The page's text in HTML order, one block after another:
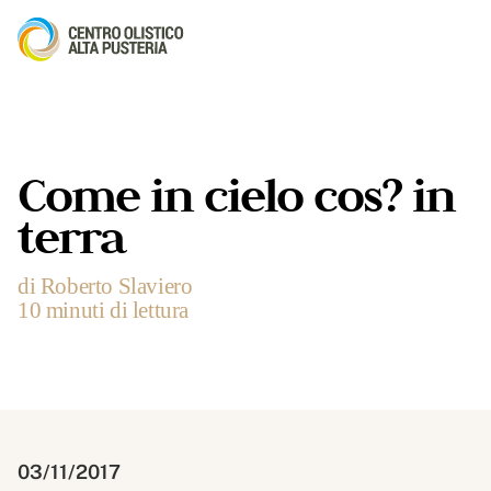
Come in cielo cos? in
terra
di Roberto Slaviero
10 minuti di lettura
03/11/2017